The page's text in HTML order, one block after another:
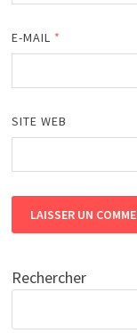
E-MAIL *
SITE WEB
Rechercher